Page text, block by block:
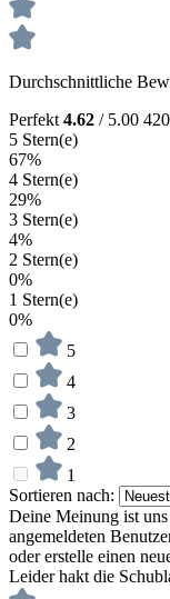
Durchschnittliche
Perfekt 4.62 / 5.00
5 Stern(e)
67%
4 Stern(e)
29%
3 Stern(e)
4%
2 Stern(e)
0%
1 Stern(e)
0%
5
4
3
2
1
Sortieren nach:
Deine Meinung ist
angemeldeten
oder erstelle einen
Leider hakt die